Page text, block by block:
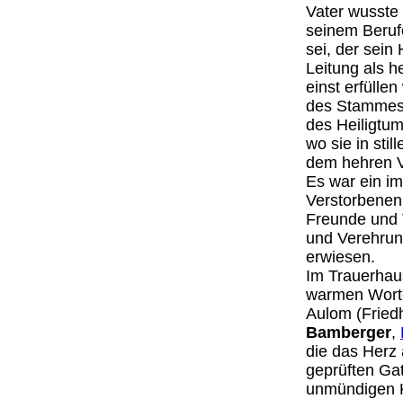
Vater
seinem
sei, der sein
Leitung als
einst erfüllen
des
des
wo sie in
dem hehren
Es war ein
Freunde und
und
erwiesen.
Im
warmen
Aulom
Bamberger,
die das Herz
geprüften